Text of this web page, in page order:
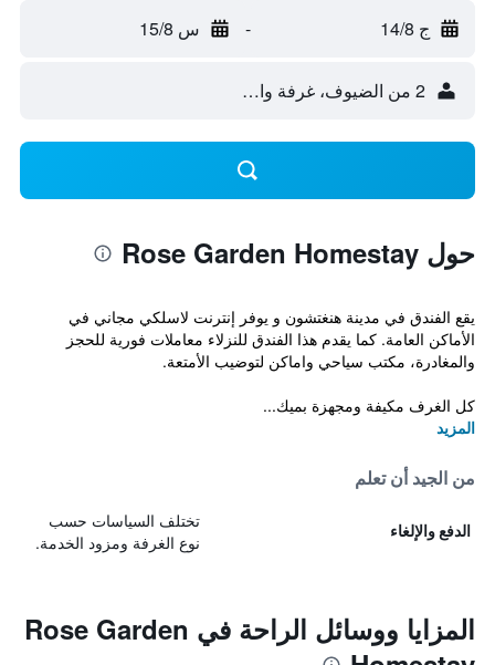
ج 14/8 - س 15/8
2 من الضيوف، غرفة واحدة
حول Rose Garden Homestay
يقع الفندق في مدينة هنغتشون و يوفر إنترنت لاسلكي مجاني في
الأماكن العامة. كما يقدم هذا الفندق للنزلاء معاملات فورية للحجز
والمغادرة، مكتب سياحي واماكن لتوضيب الأمتعة.
كل الغرف مكيفة ومجهزة بميك...
المزيد
من الجيد أن تعلم
الدفع والإلغاء
تختلف السياسات حسب
نوع الغرفة ومزود الخدمة.
المزايا ووسائل الراحة في Rose Garden